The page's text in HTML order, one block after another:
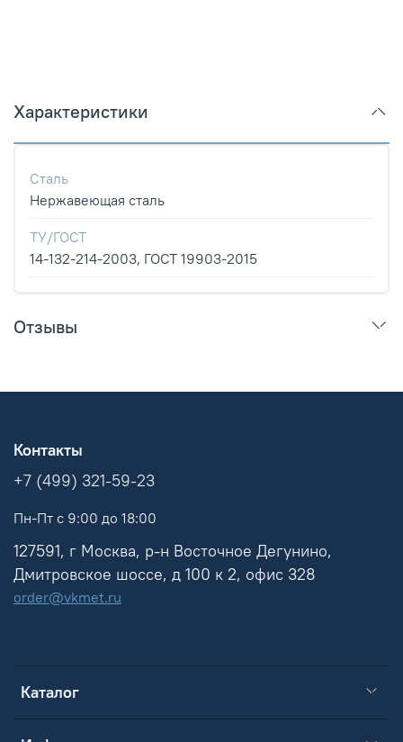
Характеристики
Сталь
Нержавеющая сталь
ТУ/ГОСТ
14-132-214-2003, ГОСТ 19903-2015
Отзывы
Каталог
Контакты
+7 (499) 321-59-23
Пн-Пт с 9:00 до 18:00
127591, г Москва, р-н Восточное Дегунино,
Дмитровское шоссе, д 100 к 2, офис 328
order@vkmet.ru